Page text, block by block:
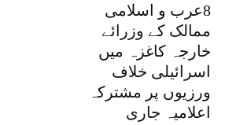
8عرب و اسلامی
ممالک کے وزرائے
خارجہ کاغزہ میں
اسرائیلی خلاف
ورزیوں پر مشترکہ
اعلامیہ جاری